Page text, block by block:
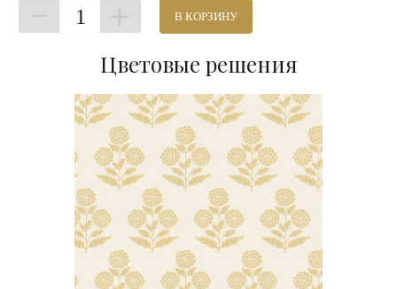
1 В КОРЗИНУ
Цветовые решения